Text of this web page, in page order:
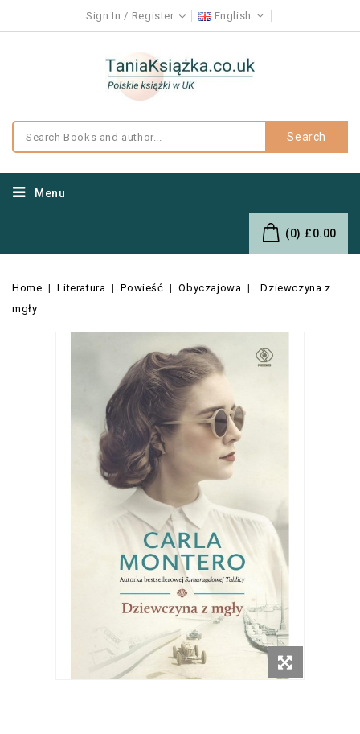
Sign In Register English
Search
Menu
(0) £0.00
Home Literatura Powieść Obyczajowa
Dziewczyna z
mgły